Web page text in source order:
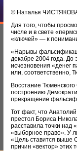
© Наталья
Для того, чтобы
числе и в свете
«ключей» — к
«Нарывы
декабре 2004 года. До
исчезновения «денег
или, соответственно,
Восстание
построению
прекращение
Тот факт, что
престол Бориса
расставила точки над
«выборное право». У
«Цель ставится выше
причин «вектор» этих